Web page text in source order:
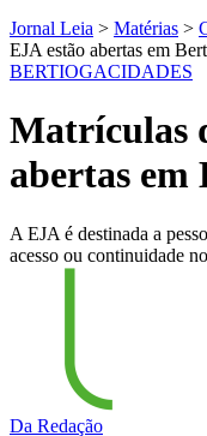
Jornal Leia > Matérias >
EJA estão abertas em
BERTIOGACIDADES
Matrículas
abertas em
A EJA é destinada a
acesso ou continuidade
Da Redação